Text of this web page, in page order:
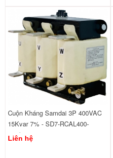
Cuộn Kháng Samdai 3P 400VAC
15Kvar 7% - SD7-RCAL400-
440/15
Liên hệ